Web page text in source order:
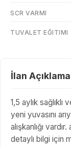
SCR VARMI
TUVALET EĞITIMI
İlan
1,5 aylık
yeni yuvasını
alışkanlığı
detaylı bilgi için